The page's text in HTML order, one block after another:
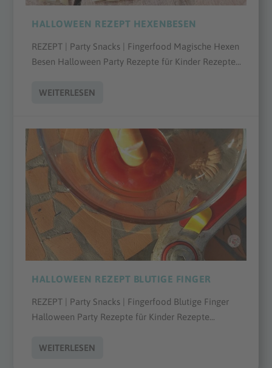
HALLOWEEN REZEPT HEXENBESEN
REZEPT | Party Snacks | Fingerfood Magische Hexen
Besen Halloween Party Rezepte für Kinder Rezepte...
WEITERLESEN
HALLOWEEN REZEPT BLUTIGE FINGER
REZEPT | Party Snacks | Fingerfood Blutige Finger
Halloween Party Rezepte für Kinder Rezepte...
WEITERLESEN